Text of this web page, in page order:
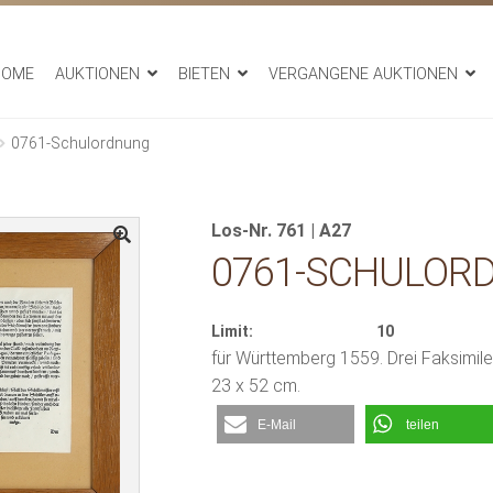
AUKTIONEN BIETEN VERGANGENE AUKTIONEN
0761-Schulordnung
Los-Nr. 761 | A27
0761-
Limit: 10
für Württemberg 1559. Drei
23 x 52 cm.
E-Mail teilen